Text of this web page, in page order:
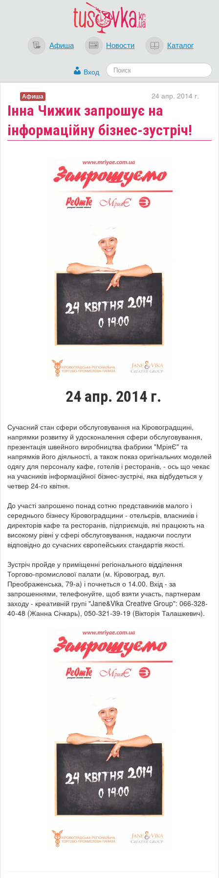
Афиша Новости Каталог
Вход
Інна Чижик запрошує на
інформаційну бізнес-зустріч!
24 апр. 2014 г.
Афиша
24 апр. 2014 г.
Сучасний стан сфери обслуговування на Кіровоградщині,
напрямки розвитку й удосконалення сфери обслуговування,
презентація швейного виробництва фабрики "МріяЄ" та
напрямків його діяльності, а також показ оригінальних моделей
одягу для персоналу кафе, готелів і ресторанів, - ось що чекає
на учасників інформаційної бізнес-зустрічі, яка відбудеться у
четвер 24-го квітня.
До участі запрошено понад сотню представників малого і
середнього бізнесу Кіровоградщини - отельєрів, власників і
директорів кафе та ресторанів, підприємців, які працюють на
високому рівні у сфері обслуговування, надаючи послуги
відповідно до сучасних європейських стандартів якості.
Зустріч пройде у приміщенні регіонального відділення
Торгово-промислової палати (м. Кіровоград, вул.
Преображенська, 79-а) і почнеться о 14.00. Вхід - за
запрошеннями, телефонуйте, щоб взяти участь, партнерам
заходу - креативній групі "Jane&Vika Creative Group": 066-328-
40-48 (Жанна Січкарь), 050-321-39-19 (Вікторія Талашкевич).